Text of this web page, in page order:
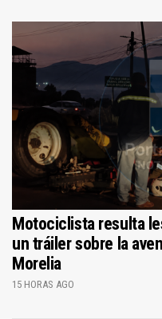
Motociclista resulta
un tráiler sobre la
Morelia
15 HORAS AGO